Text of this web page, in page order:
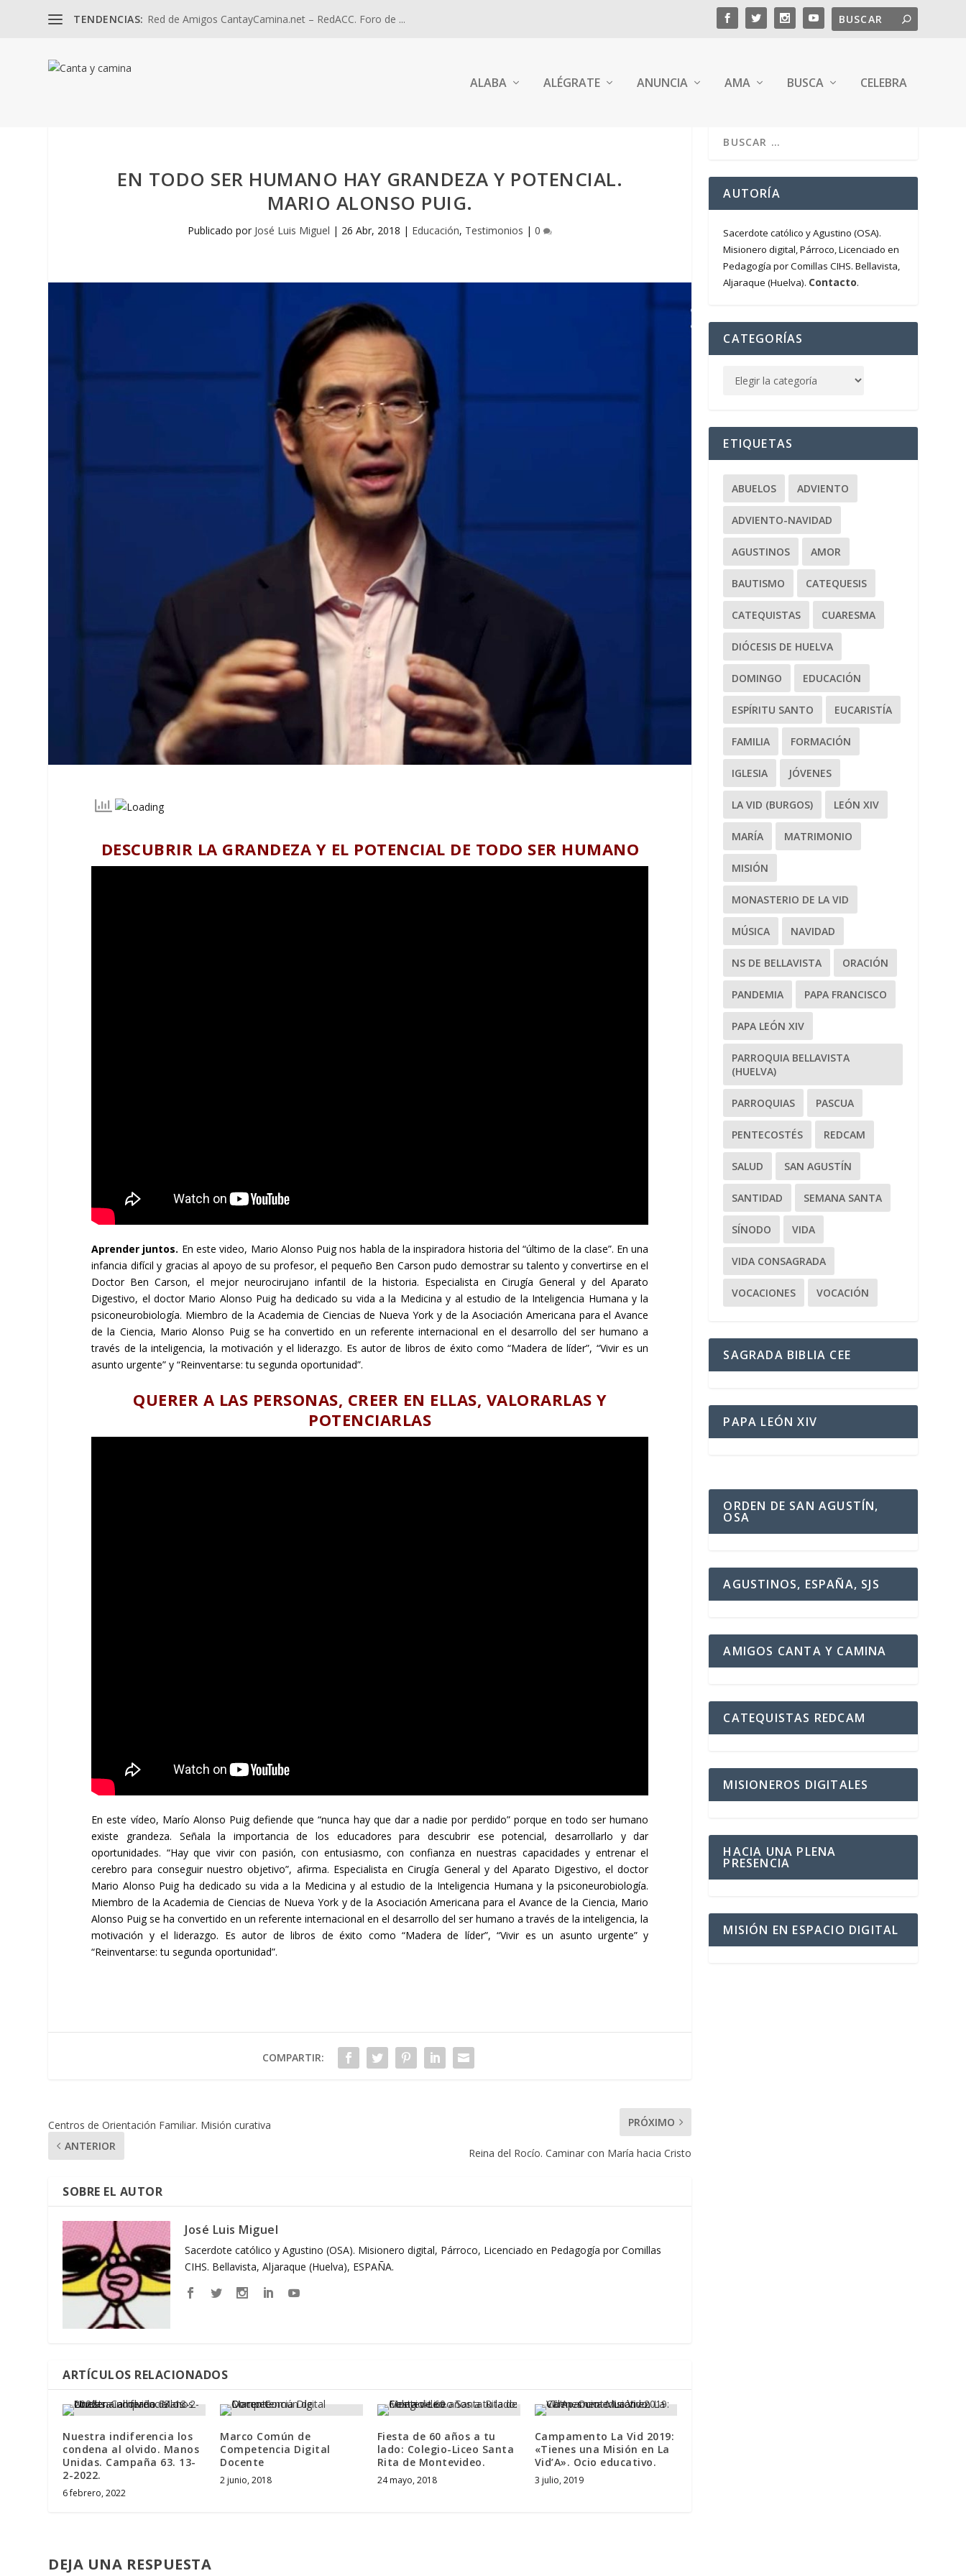
TENDENCIAS: Red de Amigos CantayCamina.net – RedACC. Foro de ...
ALABA ALÉGRATE ANUNCIA AMA BUSCA CELEBRA
EN TODO SER HUMANO HAY GRANDEZA Y POTENCIAL.
MARIO ALONSO PUIG.
Publicado por José Luis Miguel | 26 Abr, 2018 | Educación, Testimonios |0
DESCUBRIR LA GRANDEZA Y EL POTENCIAL DE TODO SER HUMANO
Aprender juntos. En este video, Mario Alonso Puig nos habla de la inspiradora historia del “último de la clase”. En una
infancia difícil y gracias al apoyo de su profesor, el pequeño Ben Carson pudo demostrar su talento y convertirse en el
Doctor Ben Carson, el mejor neurocirujano infantil de la historia. Especialista en Cirugía General y del Aparato
Digestivo, el doctor Mario Alonso Puig ha dedicado su vida a la Medicina y al estudio de la Inteligencia Humana y la
psiconeurobiología. Miembro de la Academia de Ciencias de Nueva York y de la Asociación Americana para el Avance
de la Ciencia, Mario Alonso Puig se ha convertido en un referente internacional en el desarrollo del ser humano a
través de la inteligencia, la motivación y el liderazgo. Es autor de libros de éxito como “Madera de líder”, “Vivir es un
asunto urgente” y “Reinventarse: tu segunda oportunidad”.
QUERER A LAS PERSONAS, CREER EN ELLAS, VALORARLAS Y
POTENCIARLAS
En este vídeo, Marío Alonso Puig defiende que “nunca hay que dar a nadie por perdido” porque en todo ser humano
existe grandeza. Señala la importancia de los educadores para descubrir ese potencial, desarrollarlo y dar
oportunidades. “Hay que vivir con pasión, con entusiasmo, con confianza en nuestras capacidades y entrenar el
cerebro para conseguir nuestro objetivo”, afirma. Especialista en Cirugía General y del Aparato Digestivo, el doctor
Mario Alonso Puig ha dedicado su vida a la Medicina y al estudio de la Inteligencia Humana y la psiconeurobiología.
Miembro de la Academia de Ciencias de Nueva York y de la Asociación Americana para el Avance de la Ciencia, Mario
Alonso Puig se ha convertido en un referente internacional en el desarrollo del ser humano a través de la inteligencia, la
motivación y el liderazgo. Es autor de libros de éxito como “Madera de líder”, “Vivir es un asunto urgente” y
“Reinventarse: tu segunda oportunidad”.
COMPARTIR:
Centros de Orientación Familiar. Misión curativa
ANTERIOR
PRÓXIMO
Reina del Rocío. Caminar con María hacia Cristo
SOBRE EL AUTOR
José Luis Miguel
Sacerdote católico y Agustino (OSA). Misionero digital, Párroco, Licenciado en Pedagogía por Comillas
CIHS. Bellavista, Aljaraque (Huelva), ESPAÑA.
ARTÍCULOS RELACIONADOS
Nuestra indiferencia los
condena al olvido. Manos
Unidas. Campaña 63. 13-
2-2022.
6 febrero, 2022
Marco Común de
Competencia Digital
Docente
2 junio, 2018
Fiesta de 60 años a tu
lado: Colegio-Liceo Santa
Rita de Montevideo.
24 mayo, 2018
Campamento La Vid 2019:
«Tienes una Misión en La
Vid’A». Ocio educativo.
3 julio, 2019
DEJA UNA RESPUESTA
AUTORÍA
Sacerdote católico y Agustino (OSA).
Misionero digital, Párroco, Licenciado en
Pedagogía por Comillas CIHS. Bellavista,
Aljaraque (Huelva). Contacto.
CATEGORÍAS
ETIQUETAS
ABUELOS ADVIENTO
ADVIENTO-NAVIDAD
AGUSTINOS AMOR
BAUTISMO CATEQUESIS
CATEQUISTAS CUARESMA
DIÓCESIS DE HUELVA
DOMINGO EDUCACIÓN
ESPÍRITU SANTO EUCARISTÍA
FAMILIA FORMACIÓN
IGLESIA JÓVENES
LA VID (BURGOS) LEÓN XIV
MARÍA MATRIMONIO
MISIÓN
MONASTERIO DE LA VID
MÚSICA NAVIDAD
NS DE BELLAVISTA ORACIÓN
PANDEMIA PAPA FRANCISCO
PAPA LEÓN XIV
PARROQUIA BELLAVISTA
(HUELVA)
PARROQUIAS PASCUA
PENTECOSTÉS REDCAM
SALUD SAN AGUSTÍN
SANTIDAD SEMANA SANTA
SÍNODO VIDA
VIDA CONSAGRADA
VOCACIONES VOCACIÓN
SAGRADA BIBLIA CEE
PAPA LEÓN XIV
ORDEN DE SAN AGUSTÍN,
OSA
AGUSTINOS, ESPAÑA, SJS
AMIGOS CANTA Y CAMINA
CATEQUISTAS REDCAM
MISIONEROS DIGITALES
HACIA UNA PLENA
PRESENCIA
MISIÓN EN ESPACIO DIGITAL